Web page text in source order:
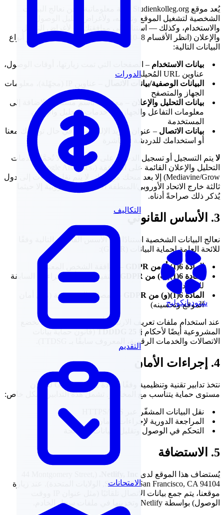
شتوديانكوليج
الدورات
التكاليف
التقديم
الامتحانات
الشخصية لتشغيل الموقع وتأمينه، ولأغراض تحليل الوصول
والاستخدام، وكذلك — استنادًا إلى موافقتك — لأغراض التحليل
والإعلان (انظر الأقسام 8–10 للاطلاع على التفاصيل). قد تتأثر أنواع
البيانات التالية:
بيانات الاستخدام – الصفحات التي تمت زيارتها، أوقات الوصول،
عناوين URL المُحيلة
البيانات الوصفية/بيانات الاتصال
– عناوين IP (مجهّلة)، معلومات
الجهاز والمتصفح
بيانات التحليل والإعلان
– معرّفات باسم مستعار بالإضافة إلى
معلومات التفاعل والجهاز من خدمات التحليل والإعلان
المستخدمة
بيانات الاتصال – عنوان البريد الإلكتروني، في حال تواصلك معنا
أو استخدامك للدردشة المباشرة
لا يتم التسجيل أو تسجيل الدخول على هذا الموقع. لا تُحمَّل خدمات
التحليل والإعلان القائمة على الموافقة (Google Analytics،
Mediavine/Grow) إلا بعد منحك موافقتك. لا يتم نقل البيانات إلى دول
ثالثة خارج الاتحاد الأوروبي/المنطقة الاقتصادية الأوروبية إلا حيثما
يُذكر ذلك صراحةً أدناه.
3. الأساس القانوني
نعالج البيانات الشخصية استنادًا إلى الأسس القانونية التالية وفقًا
للائحة العامة لحماية البيانات (GDPR):
المادة 6(1)(أ) من GDPR
– موافقة الشخص المعني
المادة 6(1)(ب) من GDPR
– تنفيذ العقد أو الإجراءات السابقة
للتعاقد
المادة 6(1)(و) من GDPR
– المصالح المشروعة (مثل أمان
الموقع وتحسينه)
عند استخدام ملفات تعريف الارتباط أو التقنيات المماثلة، تخضع
المشروعية أيضًا لأحكام § 25 TDDDG
(قانون حماية بيانات
الاتصالات والخدمات الرقمية، المعروف سابقًا بـ TTDSG).
4. إجراءات الأمان
نتخذ تدابير تقنية وتنظيمية وفقًا للمادة 32 من GDPR لضمان
مستوى حماية يتناسب مع المخاطر. تشمل هذه التدابير بشكل خاص:
نقل البيانات المشفّر عبر HTTPS/TLS
المراجعة الدورية لإجراءات الأمان
التحكم في الوصول وتقليل البيانات المعالجة
5. الاستضافة
يُستضاف هذا الموقع لدى
Suite 300, San Francisco, CA 94104, الولايات المتحدة). عند زيارة
الوصول) بواسطة Netlify وتخزينها في ملفات سجل الخادم.